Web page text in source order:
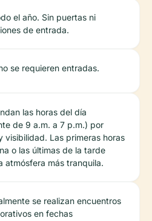
el año. Sin puertas ni
de entrada.
se requieren entradas.
las horas del día
de 9 a.m. a 7 p.m.) por
visibilidad. Las primeras horas
o las últimas de la tarde
atmósfera más tranquila.
se realizan encuentros
en fechas